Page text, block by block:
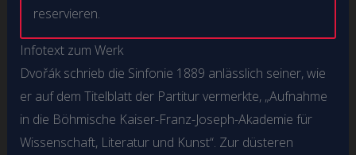
reservieren.
Infotext zum Werk
Dvořák schrieb die Sinfonie 1889 anlässlich seiner, wie
er auf dem Titelblatt der Partitur vermerkte, „Aufnahme
in die Böhmische Kaiser-Franz-Joseph-Akademie für
Wissenschaft, Literatur und Kunst“. Zur düsteren